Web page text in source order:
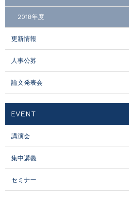
2018年度
更新情報
人事公募
論文発表会
EVENT
講演会
集中講義
セミナー